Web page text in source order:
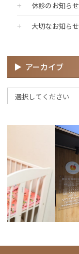
休診のお知らせ
大切なお知らせ
アーカイブ